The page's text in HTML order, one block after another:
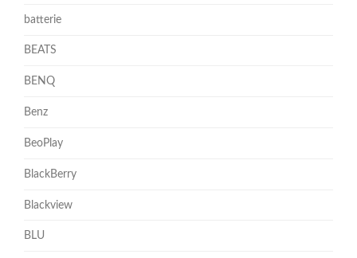
batterie
BEATS
BENQ
Benz
BeoPlay
BlackBerry
Blackview
BLU